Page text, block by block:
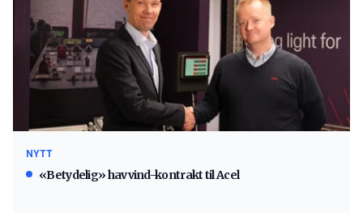
NYTT
«Betydelig» havvind-kontrakt til Acel